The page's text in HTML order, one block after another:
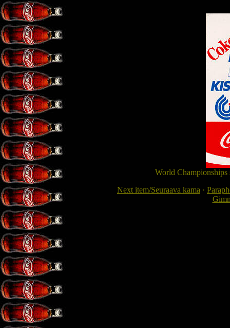
World
Next item/Seuraava kama ·